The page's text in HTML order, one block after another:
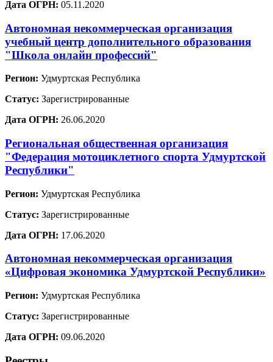
Дата ОГРН: 05.11.2020
Автономная некоммерческая организация
учебный центр дополнительного образования
"Школа онлайн профессий"
Регион: Удмуртская Республика
Статус: Зарегистрированные
Дата ОГРН: 26.06.2020
Региональная общественная организация
"Федерация мотоциклетного спорта Удмуртской
Республики"
Регион: Удмуртская Республика
Статус: Зарегистрированные
Дата ОГРН: 17.06.2020
Автономная некоммерческая организация
«Цифровая экономика Удмуртской Республики»
Регион: Удмуртская Республика
Статус: Зарегистрированные
Дата ОГРН: 09.06.2020